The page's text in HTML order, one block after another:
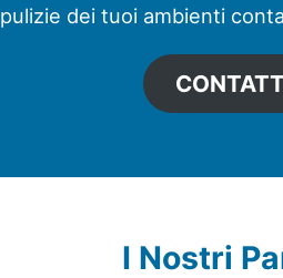
pulizie dei tuoi ambienti
I Nostri